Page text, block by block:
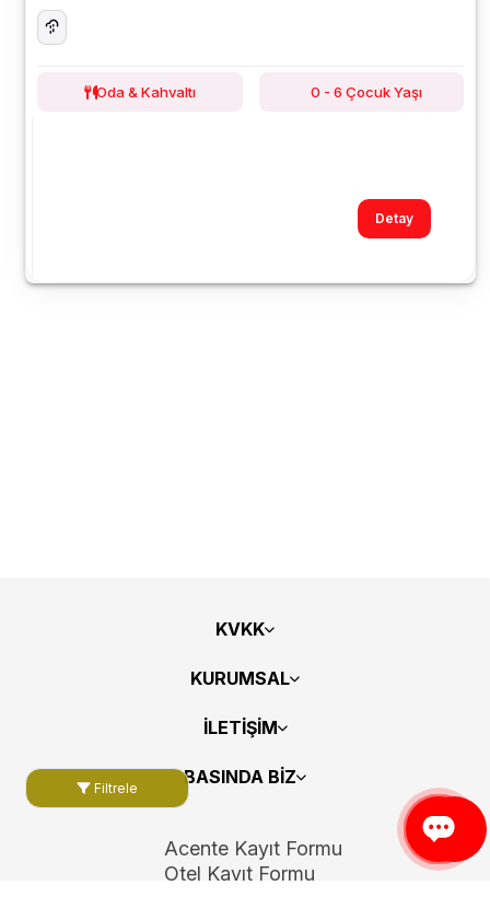
Filtrele
Oda & Kahvaltı 0 - 6 Çocuk Yaşı
Detay
KVKK
KURUMSAL
İLETİŞİM
BASINDA BİZ
Acente Kayıt Formu
Otel Kayıt Formu